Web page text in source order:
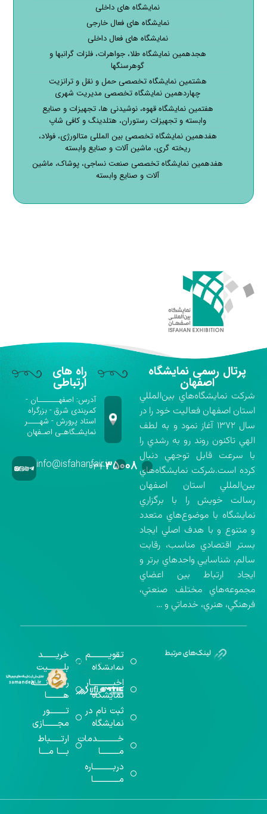
نمایشگاه های داخلی
نمایشگاه های فعال خارجی
نمایشگاه های فعال داخلی
هجدهمین نمایشگاه طلا، جواهرات، فلزات گرانبها و
گوهرسنگها
هشتمین نمایشگاه تخصصی حمل و نقل و ترانزیت
چهاردهمین نمایشگاه تخصصی مدیریت شهری
هفتمین نمایشگاه قهوه، نوشیدنی ها، تجهیزات و صنایع
وابسته و تجهیزات رستوران، هتلدینگ و کافی شاپ
هفدهمین نمایشگاه تخصصی بین المللی متالورژی، فولاد،
ریخته گری، ماشین آلات و صنایع وابسته
هفدهمین نمایشگاه تخصصی صنعت نساجی، پوشاک، ماشین
آلات و صنایع وابسته
پرتال رسمی نمایشگاه
اصفهان
شركت نمايشگاه‌هاي بين‌المللي
استان اصفهان فعاليت خود را در
سال ۱۳۷۲ آغاز نمود و به لطف
الهي تاكنون روند رو به رشدي را
با سرعت قابل توجهي دنبال
كرده است.شركت نمايشگاه‌هاي
بين‌المللي استان اصفهان
رسالت خويش را با برگزاري
نمايشگاه با موضوع‌هاي متعدد
و متنوع و با هدف اصلي ايجاد
بستر اقتصادي مناسب، رقابت
سالم، شناسايي واحدهاي برتر و
ايجاد ارتباط بين اعضاي
مجموعه‌هاي مختلف صنعتي،
فرهنگي، هنري، خدماتي و …
راه های
ارتباطی
آدرس: اصفهـــــــان -
کمربندی شرق - بزرگراه
استاد پرورش - شهــــر
نمایشـگاهـی اصـفهان
۰۳۱-۳۵۰۰۸info@isfahanfair.ir
تقویــــــــــم
نمایشگاه
اخبــــــــــــار
نمایشگاه
ثبت نام در
نمایشگاه
خـــــــــــدمات
مــــــــــا
دربـــــــــــاره
مــــــــــــــا
خریـــــــد
بلـــــــــیت
رســـــانــــــه
هـــــــــا
تـــــــــور
مجـــــــازی
ارتــــــباط
بــــا مــــا
گواهینامه‌های
اخذ شده